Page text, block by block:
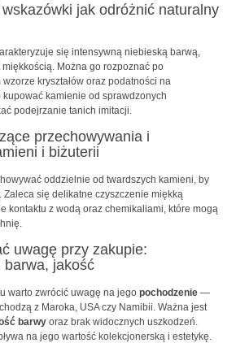
jak odróżnić naturalny
się intensywną niebieską barwą,
Można go rozpoznać po
kryształów oraz podatności na
kupować kamienie od sprawdzonych
podejrzanie tanich imitacji.
przechowywania i
i biżuterii
oddzielnie od twardszych kamieni, by
Zaleca się delikatne czyszczenie miękką
kontaktu z wodą oraz chemikaliami, które mogą
uwagę przy zakupie:
barwa, jakość
warto zwrócić uwagę na jego pochodzenie—
z Maroka, USA czy Namibii. Ważna jest
barwyoraz brak widocznych uszkodzeń.
na jego wartość kolekcjonerską i estetykę.